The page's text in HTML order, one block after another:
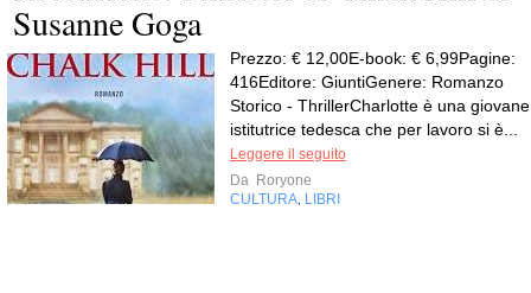
Susanne Goga
Prezzo: € 12,00E-book: € 6,99Pagine:
416Editore: GiuntiGenere: Romanzo
Storico - ThrillerCharlotte è una giovane
istitutrice tedesca che per lavoro si è...
Leggere il seguito
Da Roryone
CULTURA LIBRI